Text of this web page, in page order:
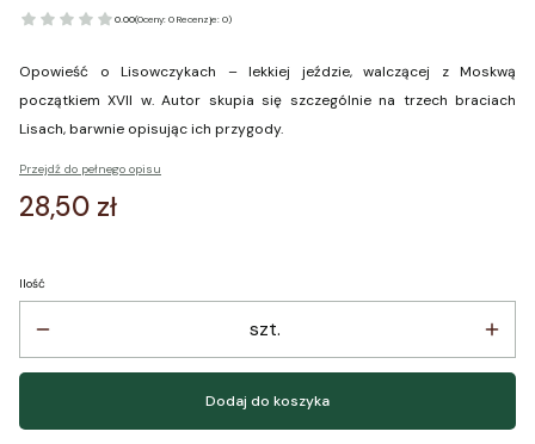
0.00(Oceny: 0 Recenzje: 0)
Opowieść o Lisowczykach – lekkiej jeździe, walczącej z Moskwą
początkiem XVII w. Autor skupia się szczególnie na trzech braciach
Lisach, barwnie opisując ich przygody.
Przejdź do pełnego opisu
Cena
28,50 zł
Ilość
szt.
Dodaj do koszyka